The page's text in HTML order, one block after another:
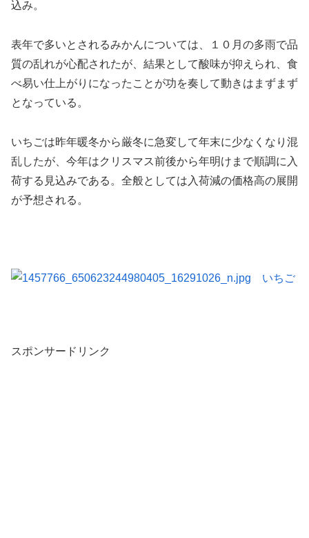
込み。
表年で多いとされるみかんについては、１０月の多雨で品
質の乱れが心配されたが、結果として酸味が抑えられ、食
べ易い仕上がりになったことが功を奏して動きはまずまず
となっている。
いちごは昨年暖冬から厳冬に急変して年末に少なくなり混
乱したが、今年はクリスマス前後から年明けまで順調に入
荷する見込みである。全般としては入荷減の価格高の展開
が予想される。
スポンサードリンク